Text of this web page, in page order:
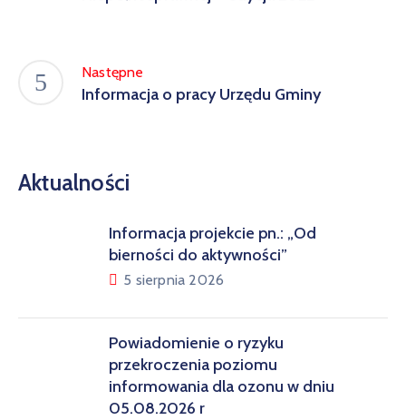
Następne
Informacja o pracy Urzędu Gminy
Aktualności
Informacja projekcie pn.: „Od
bierności do aktywności”
5 sierpnia 2026
Powiadomienie o ryzyku
przekroczenia poziomu
informowania dla ozonu w dniu
05.08.2026 r